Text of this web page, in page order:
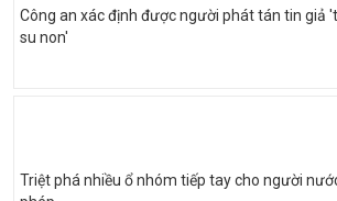
Công an xác định được người phát tán tin giả
su non'
Triệt phá nhiều ổ nhóm tiếp tay cho người